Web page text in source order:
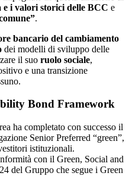
e i valori storici delle BCC e
.
bancario del cambiamento
dei modelli di sviluppo delle
il suo ruolo sociale,
e una transizione
Bond Framework
ha completato con successo il
Senior Preferred “green”,
istituzionali.
con il Green, Social and
del Gruppo che segue i Green